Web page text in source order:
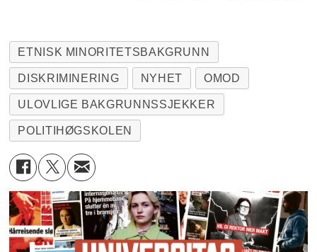
ETNISK MINORITETSBAKGRUNN
DISKRIMINERING NYHET OMOD
ULOVLIGE BAKGRUNNSSJEKKER
POLITIHØGSKOLEN